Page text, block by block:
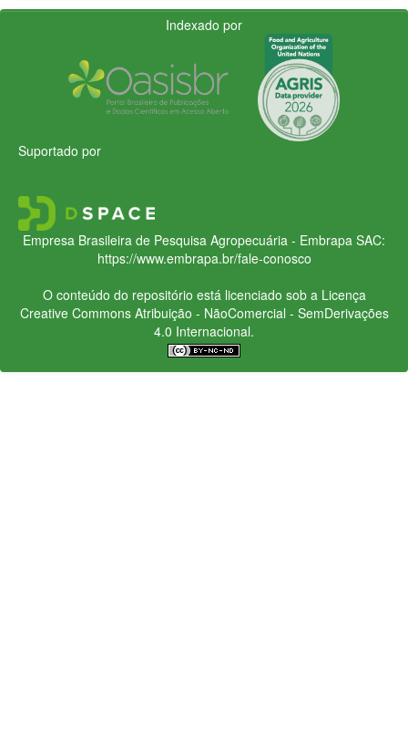
Indexado por
Suportado por
Empresa Brasileira de Pesquisa Agropecuária - Embrapa SAC:
https://www.embrapa.br/fale-conosco
O conteúdo do repositório está licenciado sob a Licença
Creative CommonsAtribuição - NãoComercial - SemDerivações
4.0 Internacional.